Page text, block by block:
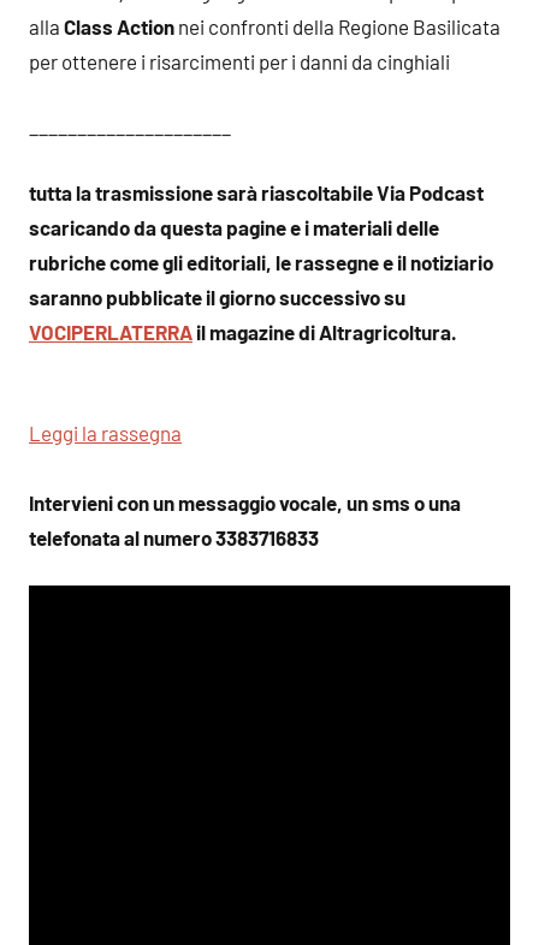
alla Class Action nei confronti della Regione Basilicata
per ottenere i risarcimenti per i danni da cinghiali
tutta la trasmissione sarà riascoltabile Via Podcast
scaricando da questa pagine e i materiali delle
rubriche come gli editoriali, le rassegne e il notiziario
saranno pubblicate il giorno successivo su
VOCIPERLATERRA il magazine di Altragricoltura.
Leggi la rassegna
Intervieni con un messaggio vocale, un sms o una
telefonata al numero 3383716833